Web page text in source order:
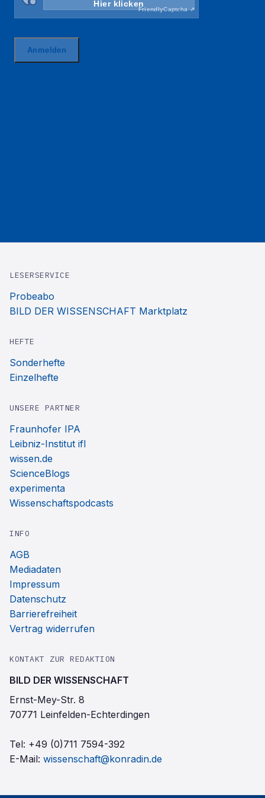
LESERSERVICE
Probeabo
BILD DER WISSENSCHAFT Marktplatz
HEFTE
Sonderhefte
Einzelhefte
UNSERE PARTNER
Fraunhofer IPA
Leibniz-Institut ifl
wissen.de
ScienceBlogs
experimenta
Wissenschaftspodcasts
INFO
AGB
Mediadaten
Impressum
Datenschutz
Barrierefreiheit
Vertrag widerrufen
KONTAKT ZUR REDAKTION
BILD DER WISSENSCHAFT
Ernst-Mey-Str. 8
70771 Leinfelden-Echterdingen
Tel: +49 (0)711 7594-392
E-Mail: wissenschaft@konradin.de